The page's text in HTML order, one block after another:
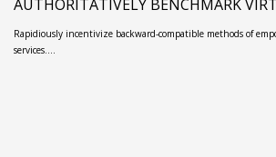
AUTHORITATIVELY BENCHMARK
Rapidiously incentivize backward-compatible methods of
services.…